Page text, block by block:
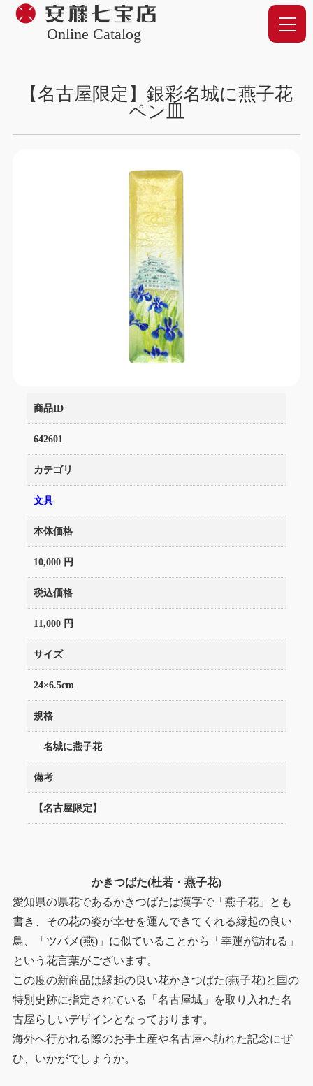
Online Catalog
【名古屋限定】銀彩名城に燕子花
ペン皿
商品ID
642601
カテゴリ
文具
本体価格
10,000 円
税込価格
11,000 円
サイズ
24×6.5cm
規格
名城に燕子花
備考
【名古屋限定】
かきつばた(杜若・燕子花)
愛知県の県花であるかきつばたは漢字で「燕子花」とも
書き、その花の姿が幸せを運んできてくれる縁起の良い
鳥、「ツバメ(燕)」に似ていることから「幸運が訪れる」
という花言葉がございます。
この度の新商品は縁起の良い花かきつばた(燕子花)と国の
特別史跡に指定されている「名古屋城」を取り入れた名
古屋らしいデザインとなっております。
海外へ行かれる際のお手土産や名古屋へ訪れた記念にぜ
ひ、いかがでしょうか。